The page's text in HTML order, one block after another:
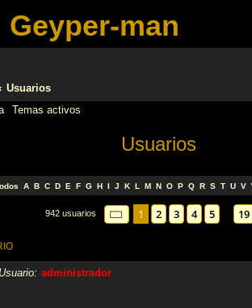
Geyper-man
Usuarios
Temas activos
Usuarios
A B C D E F G H I J K L M N O P Q R S T U V
942 usuarios Página de 19
1 2 3 4 5 19
administrador